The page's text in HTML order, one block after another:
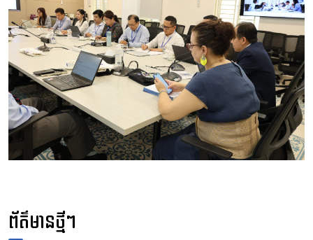
ព័ត៌មានថ្មីៗ